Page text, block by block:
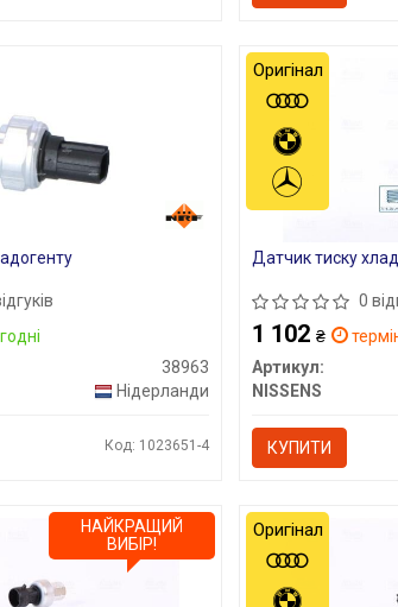
38963
Нідерланди
Код: 1023651-4
Датчик тиску
0
1 102₴
Артикул:
NISSENS
КУПИТИ
Оригінал
НАЙКРАЩИЙ
ВИБІР!
Оригінал